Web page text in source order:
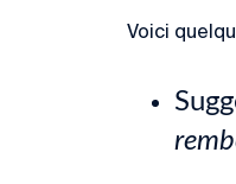
Voici